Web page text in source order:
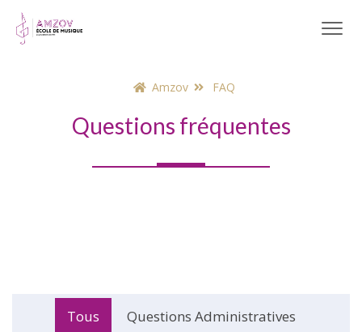
Amzov FAQ
Questions fréquentes
Tous Questions Administratives